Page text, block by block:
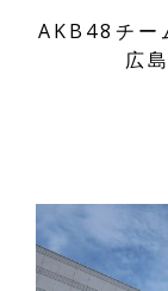
AKB48チー
広